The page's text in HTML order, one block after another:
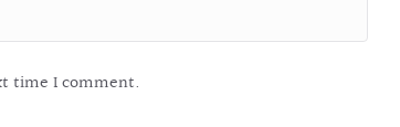
time I comment.